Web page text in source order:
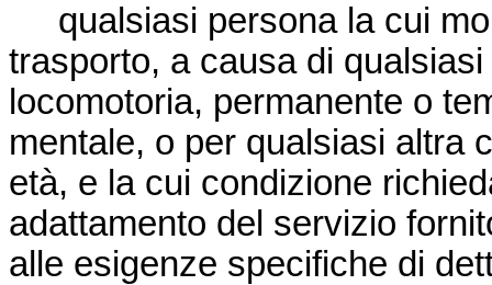
qualsiasi persona la cui
trasporto, a causa di
locomotoria, permanente o
mentale, o per qualsiasi altra
età, e la cui condizione
adattamento del servizio
alle esigenze specifiche di